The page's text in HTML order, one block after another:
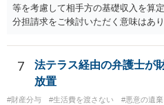
等を考慮して相手方の基礎収入を算
分担請求をご検討いただく意味はあ
て、ご検討いただくのが良いかと思
7
法テラス経由の弁護士が
放置
#財産分与 #生活費を渡さない #悪意の遺棄